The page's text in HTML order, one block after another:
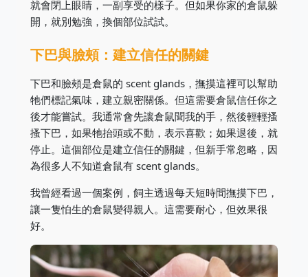
就會閉上眼睛，一副享受的樣子。但如果你家的倉鼠躲
開，就別勉強，換個部位試試。
下巴與臉頰：建立信任的關鍵
下巴和臉頰是倉鼠的 scent glands，撫摸這裡可以幫助
牠們標記氣味，建立親密關係。但這需要倉鼠信任你之
後才能嘗試。我通常會先讓倉鼠聞我的手，然後輕輕搔
搔下巴，如果牠抬頭或不動，表示喜歡；如果退後，就
停止。這個部位是建立信任的關鍵，但新手常忽略，因
為很多人不知道倉鼠有 scent glands。
我曾經看過一個案例，飼主透過每天短時間撫摸下巴，
讓一隻怕生的倉鼠變得親人。這需要耐心，但效果很
好。